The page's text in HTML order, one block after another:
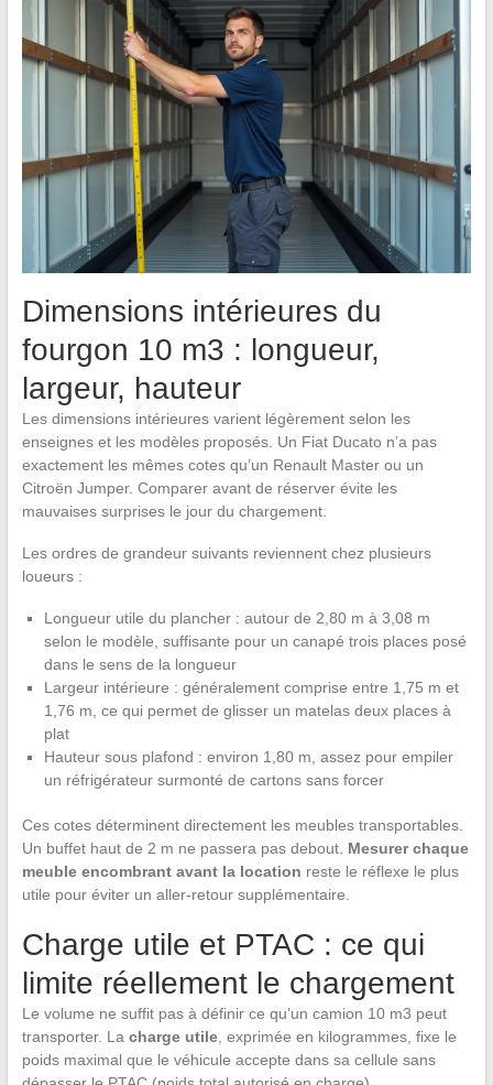
Dimensions intérieures du
fourgon 10 m3 : longueur,
largeur, hauteur
Les dimensions intérieures varient légèrement selon les
enseignes et les modèles proposés. Un Fiat Ducato n’a pas
exactement les mêmes cotes qu’un Renault Master ou un
Citroën Jumper. Comparer avant de réserver évite les
mauvaises surprises le jour du chargement.
Les ordres de grandeur suivants reviennent chez plusieurs
loueurs :
Longueur utile du plancher : autour de 2,80 m à 3,08 m
selon le modèle, suffisante pour un canapé trois places posé
dans le sens de la longueur
Largeur intérieure : généralement comprise entre 1,75 m et
1,76 m, ce qui permet de glisser un matelas deux places à
plat
Hauteur sous plafond : environ 1,80 m, assez pour empiler
un réfrigérateur surmonté de cartons sans forcer
Ces cotes déterminent directement les meubles transportables.
Un buffet haut de 2 m ne passera pas debout. Mesurer chaque
meuble encombrant avant la location reste le réflexe le plus
utile pour éviter un aller-retour supplémentaire.
Charge utile et PTAC : ce qui
limite réellement le chargement
Le volume ne suffit pas à définir ce qu’un camion 10 m3 peut
transporter. La charge utile, exprimée en kilogrammes, fixe le
poids maximal que le véhicule accepte dans sa cellule sans